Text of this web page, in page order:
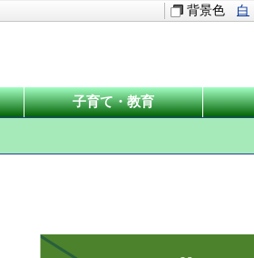
背景色 白
子育て・教育